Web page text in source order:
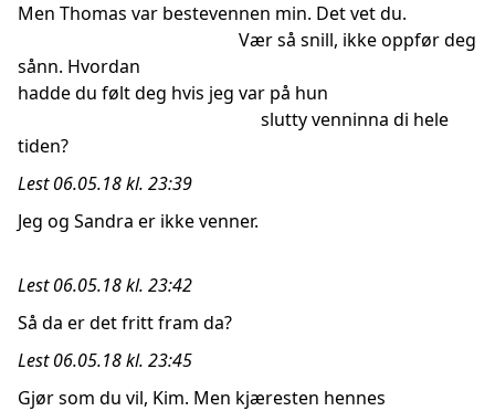
Men Thomas var bestevennen min. Det vet du.
Vær så snill, ikke oppfør deg
sånn. Hvordan
hadde du følt deg hvis jeg var på hun
slutty venninna di hele
tiden?
Lest 06.05.18 kl. 23:39
Jeg og Sandra er ikke venner.
Lest 06.05.18 kl. 23:42
Så da er det fritt fram da?
Lest 06.05.18 kl. 23:45
Gjør som du vil, Kim. Men kjæresten hennes